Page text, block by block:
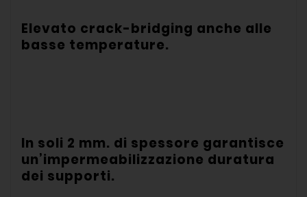
Elevato crack-bridging anche alle
basse temperature.
In soli 2 mm. di spessore garantisce
un’impermeabilizzazione duratura
dei supporti.